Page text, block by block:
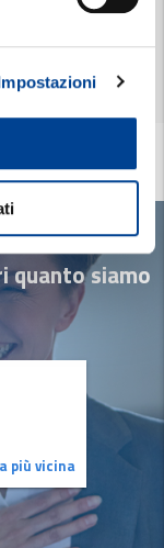
caso di sinistro e
Reale Mutua.
quanto siamo
più vicina